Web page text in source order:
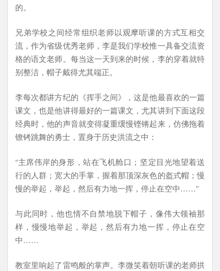
的。
兄弟学校之间经常组织老师以观摩听课的方式互相交
流，作为省级优秀老师，李是我们学校惟一具备交流资
格的语文老师。每当这一天到来的时候，李的穿着就特
别整洁，帽子戴得尤其端正。
李每次都讲方纪的《挥手之间》，这是他最喜欢的一篇
课文，也是他讲得最好的一篇课文，尤其讲到下面这段
经典时，他的声音就变得凝重缓慢铿锵起来，仿佛拖着
镣铐跳舞的勇士，置身于历史洪流之中：
“主席伟岸的身形，站在飞机舱口；坚定目光地望着送
行的人群；宽大的手掌，握着那顶深灰色的盔式帽；慢
慢的举起，举起，然后有力地一挥，停止在空中……”
与此同时，他也情不自禁地脱下帽子，像伟大领袖那
样，慢慢地举起，举起，然后有力地一挥，停止在空
中……
教室里响起了雷鸣般的掌声。李微笑着朝听课的老师拱